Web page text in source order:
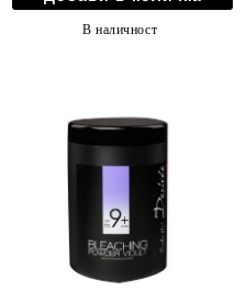
В наличност